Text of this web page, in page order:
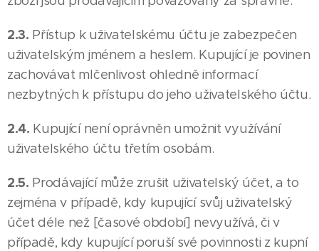
2.3. Přístup k uživatelskému účtu je zabezpečen
uživatelským jménem a heslem. Kupující je povinen
zachovávat mlčenlivost ohledně informací
nezbytných k přístupu do jeho uživatelského účtu.
2.4. Kupující není oprávněn umožnit využívání
uživatelského účtu třetím osobám.
2.5. Prodávající může zrušit uživatelský účet, a to
zejména v případě, kdy kupující svůj uživatelský
účet déle než [časové období] nevyužívá, či v
případě, kdy kupující poruší své povinnosti z kupní